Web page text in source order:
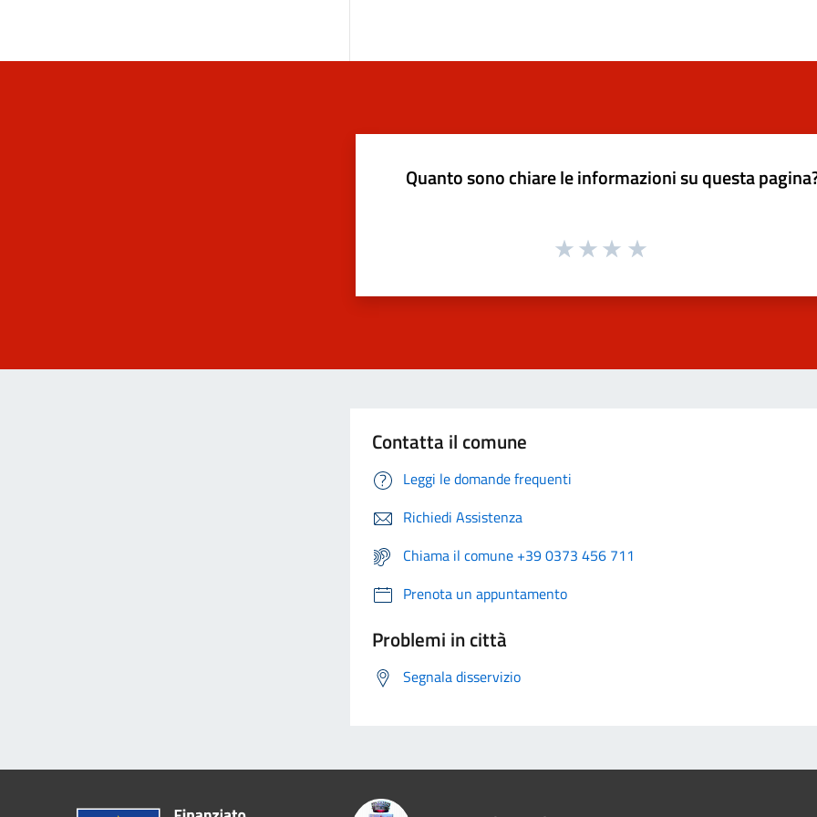
Quanto sono chiare le informazioni su questa
Contatta il comune
Leggi le domande frequenti
Richiedi Assistenza
Chiama il comune +39 0373 456 711
Prenota un appuntamento
Problemi in città
Segnala disservizio